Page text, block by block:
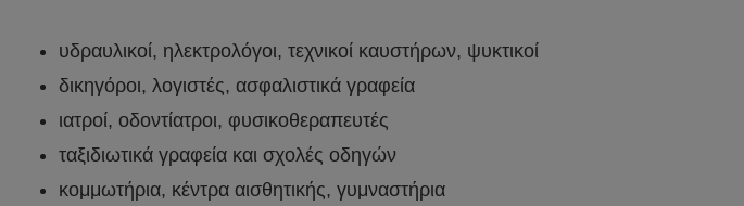
υδραυλικοί, ηλεκτρολόγοι, τεχνικοί καυστήρων, ψυκτικοί
δικηγόροι, λογιστές, ασφαλιστικά γραφεία
ιατροί, οδοντίατροι, φυσικοθεραπευτές
ταξιδιωτικά γραφεία και σχολές οδηγών
κομμωτήρια, κέντρα αισθητικής, γυμναστήρια